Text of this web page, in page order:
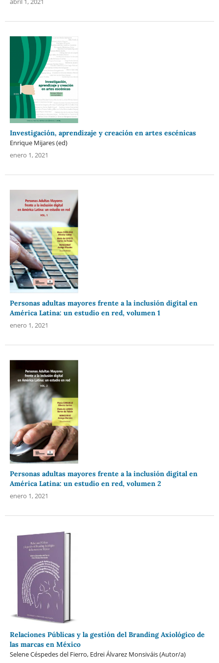
Investigación, aprendizaje y creación en artes escénicas
Enrique Mijares (ed)
enero 1, 2021
Personas adultas mayores frente a la inclusión digital en
América Latina: un estudio en red, volumen 1
enero 1, 2021
Personas adultas mayores frente a la inclusión digital en
América Latina: un estudio en red, volumen 2
enero 1, 2021
Relaciones Públicas y la gestión del Branding Axiológico de
las marcas en México
Selene Céspedes del Fierro, Edrei Álvarez Monsiváis (Autor/a)